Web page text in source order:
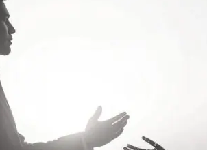
（サ
い方！
・改善
説
クロールバジェット
費の原因とGoogle推